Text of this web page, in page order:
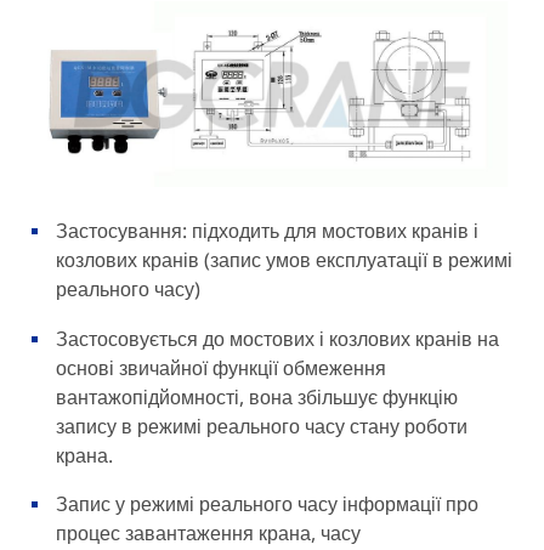
Застосування: підходить для мостових кранів і
козлових кранів (запис умов експлуатації в режимі
реального часу)
Застосовується до мостових і козлових кранів на
основі звичайної функції обмеження
вантажопідйомності, вона збільшує функцію
запису в режимі реального часу стану роботи
крана.
Запис у режимі реального часу інформації про
процес завантаження крана, часу